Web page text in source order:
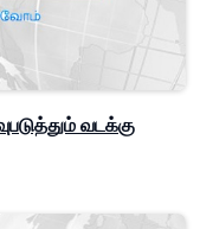
வடக்கு